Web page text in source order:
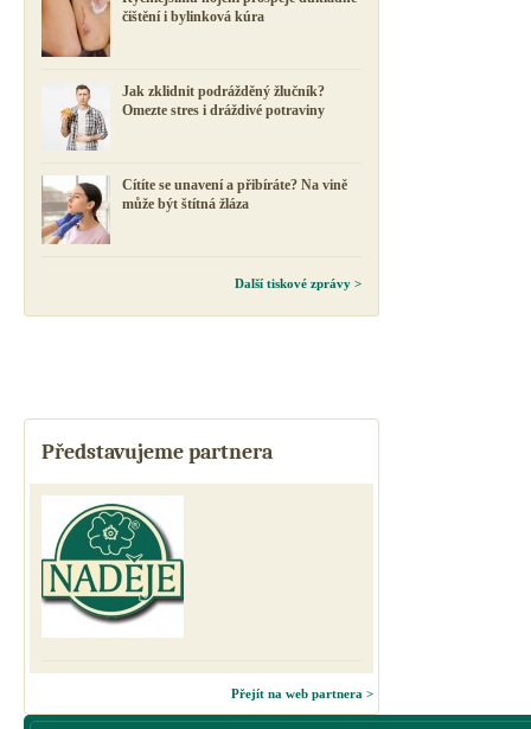
čištění i bylinková kúra
Jak zklidnit podrážděný žlučník?
Omezte stres i dráždivé potraviny
Cítíte se unavení a přibíráte? Na vině
může být štítná žláza
Další tiskové zprávy >
Představujeme partnera
Přejít na web partnera >